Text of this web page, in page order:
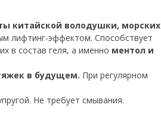
китайской володушки, морских
лифтинг-эффектом. Способствует
в состав геля, а именно ментол и
в будущем. При регулярном
Не требует смывания.